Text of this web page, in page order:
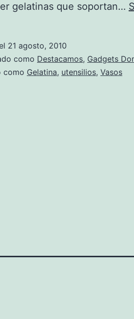
gelatinas que soportan…
21 agosto, 2010
como Destacamos, Gadgets
como Gelatina, utensilios, Vasos